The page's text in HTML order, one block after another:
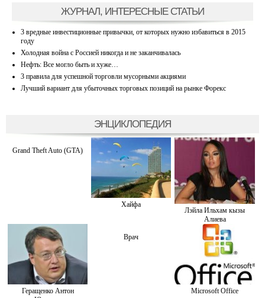
ЖУРНАЛ, ИНТЕРЕСНЫЕ СТАТЬИ
3 вредные инвестиционные привычки, от которых нужно избавиться в 2015
году
Холодная война с Россией никогда и не заканчивалась
Нефть: Все могло быть и хуже…
3 правила для успешной торговли мусорными акциями
Лучший вариант для убыточных торговых позиций на рынке Форекс
ЭНЦИКЛОПЕДИЯ
Grand Theft Auto (GTA)
Хайфа
Лэйла Ильхам кызы
Алиева
Геращенко Антон
Врач
Microsoft Office